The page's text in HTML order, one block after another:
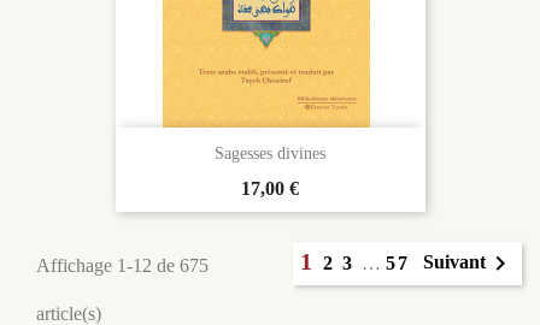
Sagesses divines
Prix
17,00 €
Affichage 1-12 de 675
article(s)
1 2 3 … 57 Suivant